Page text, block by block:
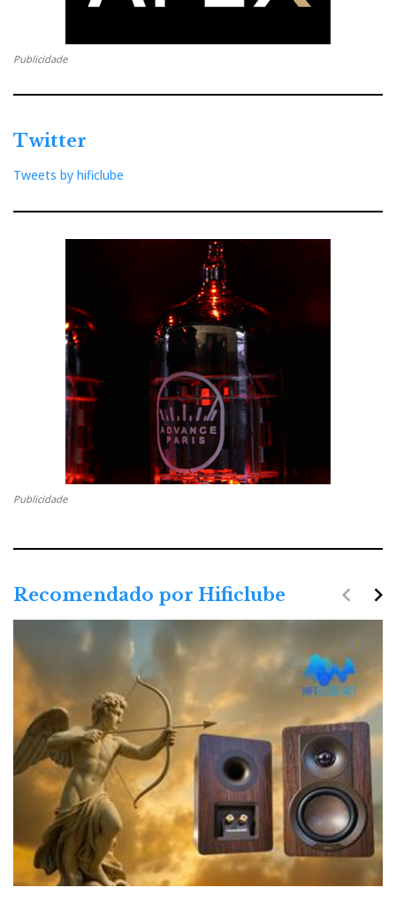
Publicidade
Twitter
Tweets by hificlube
Publicidade
Recomendado por Hificlube navigate_next
navigate_before